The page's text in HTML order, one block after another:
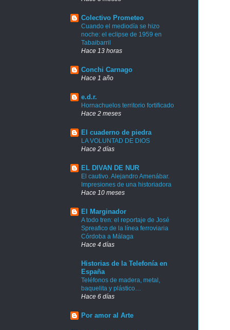
Colectivo Prometeo
Cuando el mediodía se hizo
noche: el eclipse de 1959 en
Tabaibarril
Hace 13 horas
Conchi Carnago
Hace 1 año
e.d.r.
Hornachuelos territorio fortificado
Hace 2 meses
El cuaderno de piedra
LA VOLUNTAD DE DIOS
Hace 2 días
EL DIVAN DE NUR
El cautivo. Alejandro Amenábar.
Impresiones de una historiadora
Hace 10 meses
El Marginador
A todo tren: el reportaje de José
Spreafico de la línea ferroviaria
Córdoba a Málaga
Hace 4 días
Historias de la Telefonía en
España
Teléfonos de madera, metal,
baquelita y plástico…
Hace 6 días
Por amor al Arte